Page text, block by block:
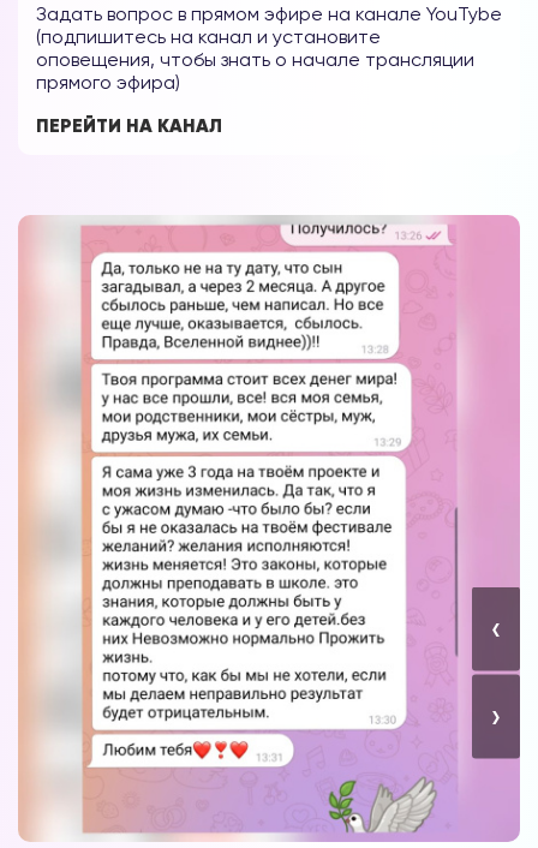
Задать вопрос в прямом эфире на канале YouTybe
(подпишитесь на канал и установите
оповещения, чтобы знать о начале трансляции
прямого эфира)
ПЕРЕЙТИ НА КАНАЛ
‹
›
Вы можете получать информацию во
снах (проверено более 100000
участниками)
Мы разработали систему практик, с
помощью которой можно получать
информацию во снах с первых дней.
Скачайте приложение, чтобы получить
доступ:
Скачать
Наши форумы